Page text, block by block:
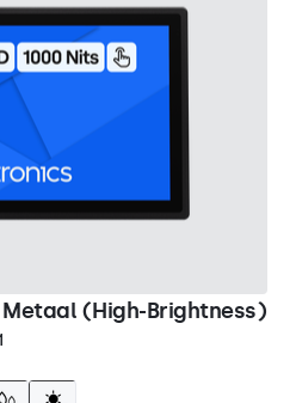
Metaal (High-Brightness)